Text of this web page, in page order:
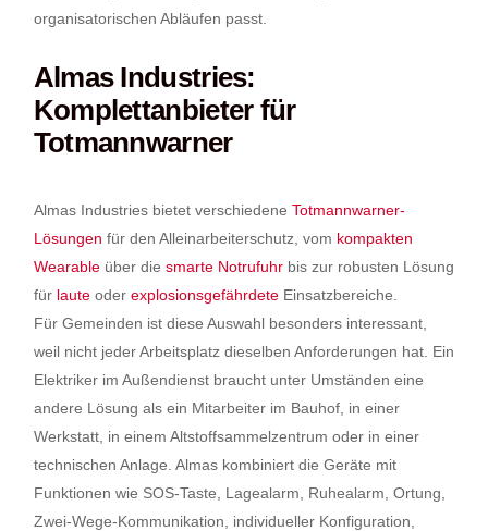
organisatorischen Abläufen passt.
Almas Industries:
Komplettanbieter für
Totmannwarner
Almas Industries bietet verschiedene Totmannwarner-
Lösungen für den Alleinarbeiterschutz, vom kompakten
Wearableüber die smarte Notrufuhrbis zur robusten Lösung
für lauteoder explosionsgefährdeteEinsatzbereiche.
Für Gemeinden ist diese Auswahl besonders interessant,
weil nicht jeder Arbeitsplatz dieselben Anforderungen hat. Ein
Elektriker im Außendienst braucht unter Umständen eine
andere Lösung als ein Mitarbeiter im Bauhof, in einer
Werkstatt, in einem Altstoffsammelzentrum oder in einer
technischen Anlage. Almas kombiniert die Geräte mit
Funktionen wie SOS-Taste, Lagealarm, Ruhealarm, Ortung,
Zwei-Wege-Kommunikation, individueller Konfiguration,